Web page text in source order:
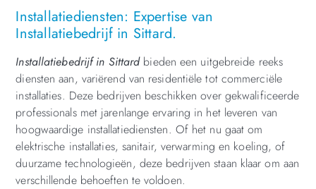
Installatiediensten: Expertise van
Installatiebedrijf in Sittard.
Installatiebedrijf in Sittardbieden een uitgebreide reeks
diensten aan, variërend van residentiële tot commerciële
installaties. Deze bedrijven beschikken over gekwalificeerde
professionals met jarenlange ervaring in het leveren van
hoogwaardige installatiediensten. Of het nu gaat om
elektrische installaties, sanitair, verwarming en koeling, of
duurzame technologieën, deze bedrijven staan klaar om aan
verschillende behoeften te voldoen.